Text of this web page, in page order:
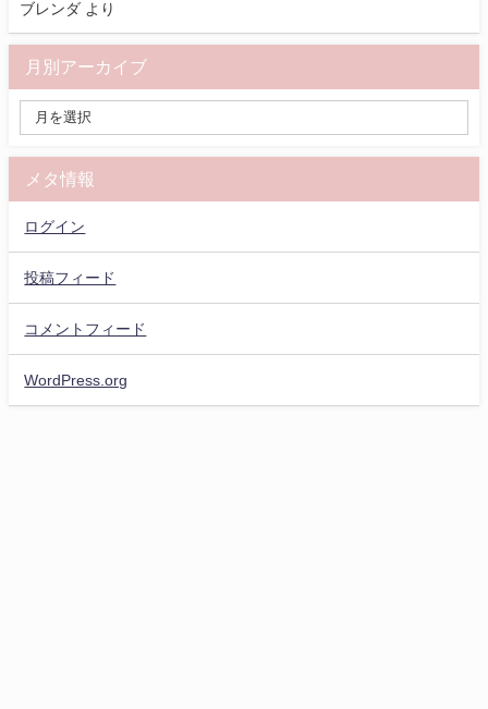
ブレンダ より
月別アーカイブ
メタ情報
ログイン
投稿フィード
コメントフィード
WordPress.org